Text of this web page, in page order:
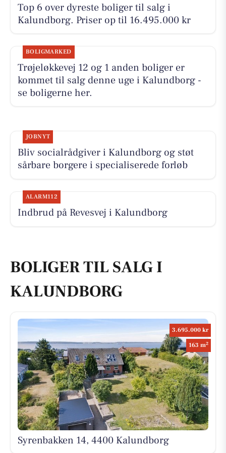
Top 6 over dyreste boliger til salg i
Kalundborg. Priser op til 16.495.000 kr
BOLIGMARKED
Trøjeløkkevej 12 og 1 anden boliger er
kommet til salg denne uge i Kalundborg -
se boligerne her.
JOBNYT
Bliv socialrådgiver i Kalundborg og støt
sårbare borgere i specialiserede forløb
ALARM112
Indbrud på Revesvej i Kalundborg
BOLIGER TIL SALG I
KALUNDBORG
3.695.000 kr
163 m2
Syrenbakken 14, 4400 Kalundborg